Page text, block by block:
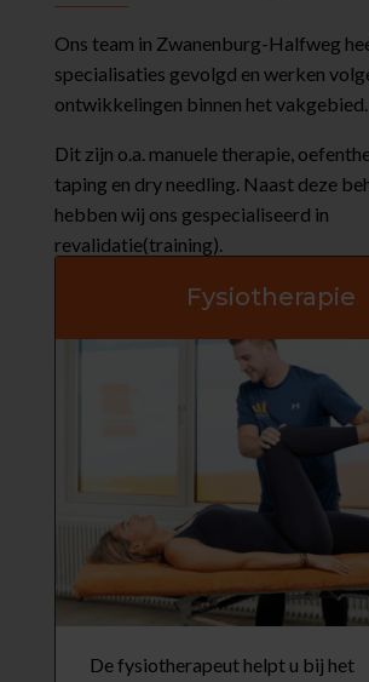
Ons team in Zwanenburg-Halfweg
specialisaties gevolgd en werken
ontwikkelingen binnen het vakgebied.
Dit zijn o.a. manuele therapie,
taping en dry needling. Naast deze
hebben wij ons gespecialiseerd in
revalidatie(training).
Fysiotherapie
De fysiotherapeut helpt u bij het